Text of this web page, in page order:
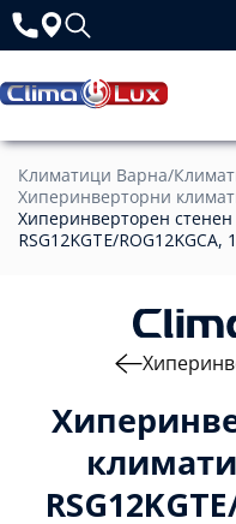
Климатици Варна/
Хиперинверторни
Хиперинверторен
RSG12KGTE/ROG12KGCA,